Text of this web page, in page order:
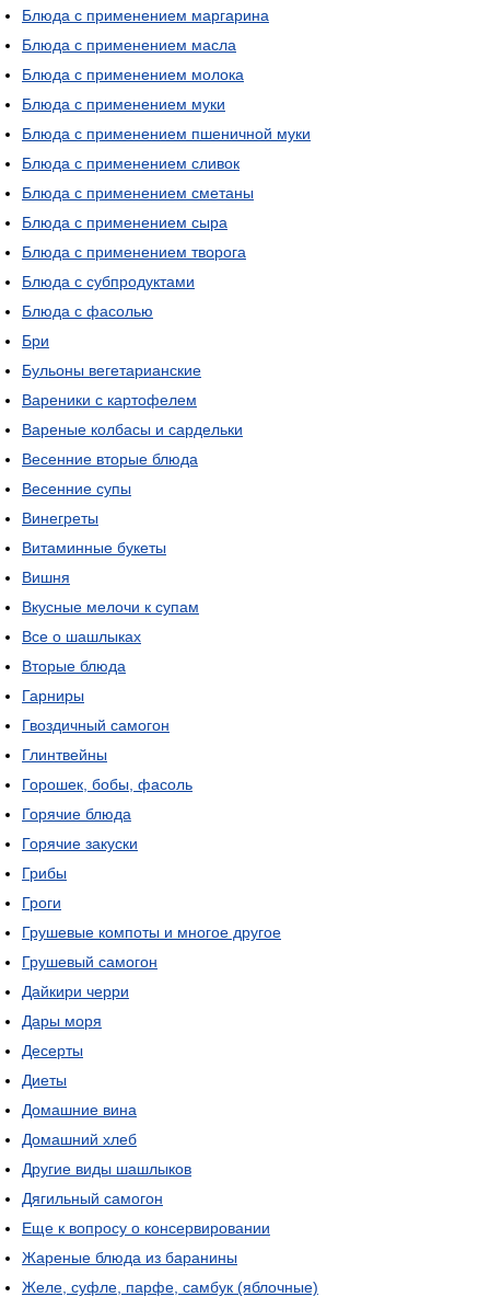
Блюда с применением маргарина
Блюда с применением масла
Блюда с применением молока
Блюда с применением муки
Блюда с применением пшеничной муки
Блюда с применением сливок
Блюда с применением сметаны
Блюда с применением сыра
Блюда с применением творога
Блюда с субпродуктами
Блюда с фасолью
Бри
Бульоны вегетарианские
Вареники с картофелем
Вареные колбасы и сардельки
Весенние вторые блюда
Весенние супы
Винегреты
Витаминные букеты
Вишня
Вкусные мелочи к супам
Все о шашлыках
Вторые блюда
Гарниры
Гвоздичный самогон
Глинтвейны
Горошек, бобы, фасоль
Горячие блюда
Горячие закуски
Грибы
Гроги
Грушевые компоты и многое другое
Грушевый самогон
Дайкири черри
Дары моря
Десерты
Диеты
Домашние вина
Домашний хлеб
Другие виды шашлыков
Дягильный самогон
Еще к вопросу о консервировании
Жареные блюда из баранины
Желе, суфле, парфе, самбук (яблочные)